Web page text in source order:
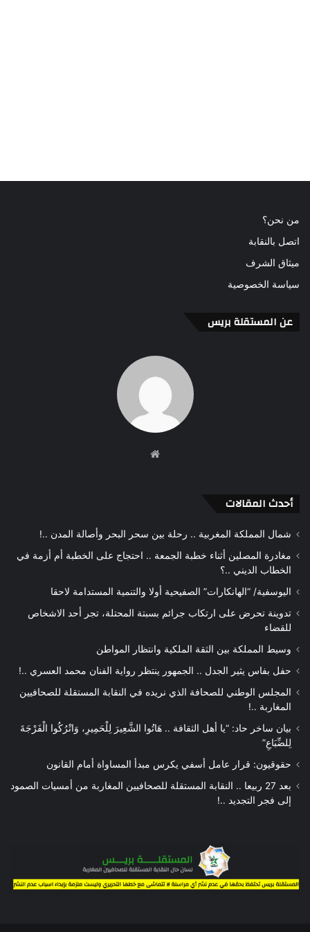
من نحن؟
اتصل بالنقابة
ميثاق الشرف
سياسة الخصوصية
عن المستقلة بريس
أحدث المقالات
شمال المملكة المغربية .. رحلة بين سحر البحر وأصالة المدن ..!
مغادرة المصلين أثناء خطبة الجمعة .. احتجاج على الخطبة أم أزمة في
الخطاب الديني ..؟
اليوسفية/ “الهانكارات” الصفيحية أولا والتنمية المستدامة لاحقا
تدوينة تحرض على ارتكاب جرائم بسبتة المحتلة، تجر أحد الاشخاص
للقضاء
وسيط المملكة بين الثقة الملكية وانتظار المواطن
حفل بفاس يثير الجدل .. الجمهور ينتظر رواية الفنان محمد العسري ..!
المجلس الوطني للصحافة الذي نريده في النقابة المستقلة للصحافيين
المغاربة ..!
بيان ساخر حاد: “يا أهل الثقافة .. هَاتُوا الشَّعِيرَ لِلْحَمِيرِ، وَاتْرُكُوا الْفَرْجَةَ
لِلضِّبَاعِ”
حقوقيون: قرار عامل أسفي يكرس مبدأ المساواة أمام القانون
بعد 27 ربيعا .. النقابة المستقلة للصحافيين المغاربة من أمسيات الصمود
إلى فجر التجديد ..!